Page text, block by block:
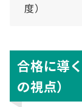
度）
合格に導
の視点）